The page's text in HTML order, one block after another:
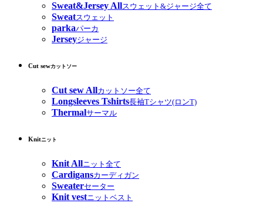
Sweat&Jersey Allスウェット&ジャージ全て
Sweatスウェット
parkaパーカ
Jerseyジャージ
Cut sewカットソー
Cut sew Allカットソー全て
Longsleeves Tshirts長袖Tシャツ(ロンT)
Thermalサーマル
Knitニット
Knit Allニット全て
Cardigansカーディガン
Sweaterセーター
Knit vestニットベスト